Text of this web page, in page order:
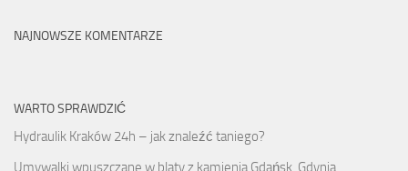
NAJNOWSZE KOMENTARZE
WARTO SPRAWDZIĆ
Hydraulik Kraków 24h – jak znaleźć taniego?
Umywalki wpuszczane w blaty z kamienia Gdańsk, Gdynia